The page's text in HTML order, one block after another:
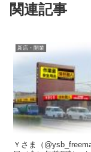
関連記事
新店・開業
Ｙさま（@ysb_freeman）です。 「情熱職人